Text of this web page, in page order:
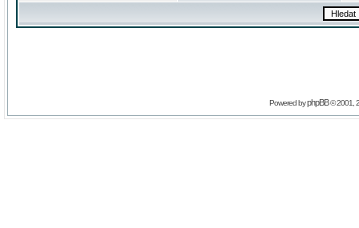
Powered byphpBB© 2001,